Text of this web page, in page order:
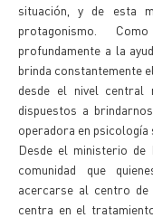
situación, y de esta
protagonismo.
profundamente a la
brinda constantemente
desde el nivel central
dispuestos a
operadora en psicología
Desde el ministerio
comunidad que
acercarse al centro de
centra en el